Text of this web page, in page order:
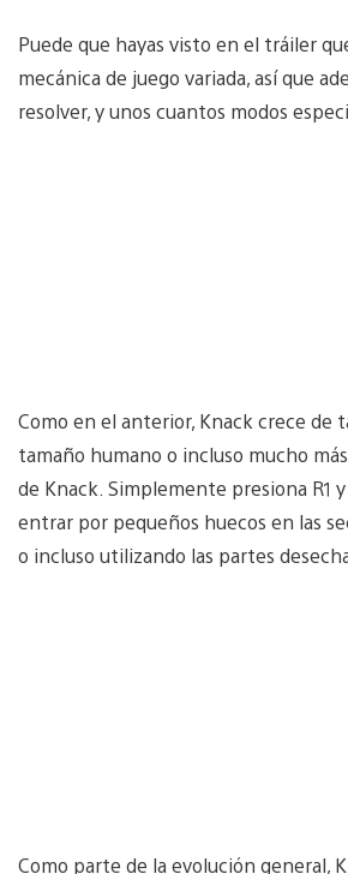
Puede que hayas visto en el tráiler
mecánica de juego variada, así que
resolver, y unos cuantos modos
Como en el anterior, Knack crece de
tamaño humano o incluso mucho
de Knack. Simplemente presiona R1
entrar por pequeños huecos en las
o incluso utilizando las partes
Como parte de la evolución general,